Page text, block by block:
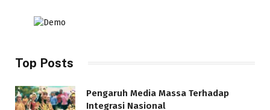
Top Posts
Pengaruh Media Massa Terhadap
Integrasi Nasional